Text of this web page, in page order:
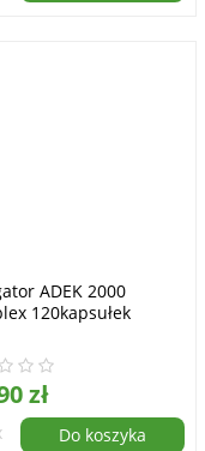
ADEK 2000
120kapsułek
zł
Do koszyka